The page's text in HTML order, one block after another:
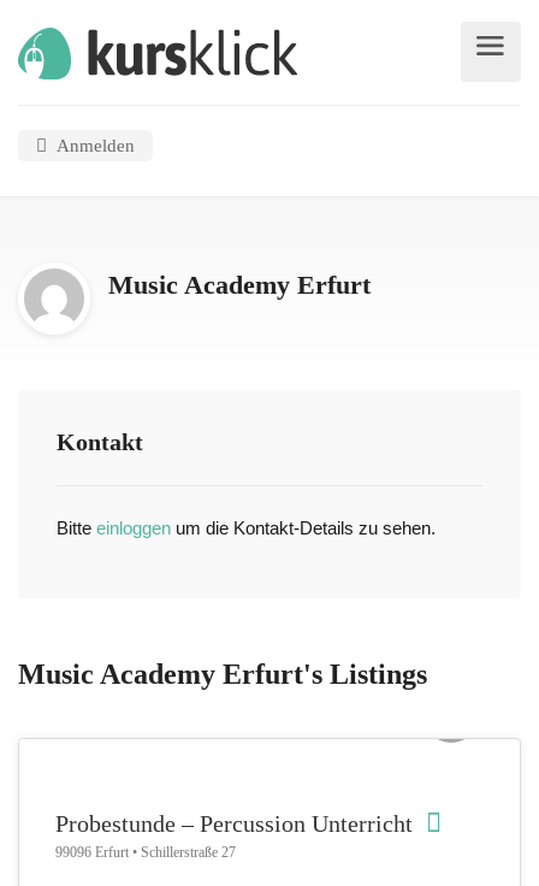
Anmelden
Music Academy Erfurt
Kontakt
Bitte einloggen um die Kontakt-Details zu sehen.
Music Academy Erfurt's Listings
Probestunde – Percussion Unterricht
99096 Erfurt • Schillerstraße 27